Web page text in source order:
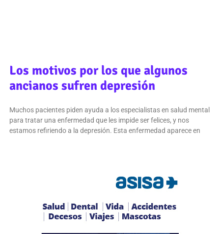
Los motivos por los que algunos
ancianos sufren depresión
Muchos pacientes piden ayuda a los especialistas en salud mental
para tratar una enfermedad que les impide ser felices, y nos
estamos refiriendo a la depresión. Esta enfermedad aparece en